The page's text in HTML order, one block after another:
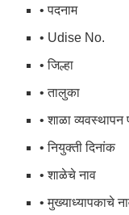
• पदनाम
• Udise No.
• जिल्हा
• तालुका
• शाळा व्यवस्थापन
• नियुक्ती दिनांक
• शाळेचे नाव
• मुख्याध्यापकाचे